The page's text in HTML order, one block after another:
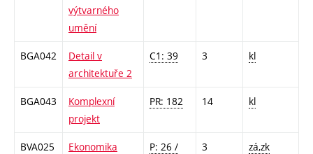
výtvarného
umění
BGA042
Detail v
architektuře 2
C1: 39 3 kl
BGA043
Komplexní
projekt
PR: 182 14 kl
BVA025
Ekonomika
P: 26 /
3 zá,zk